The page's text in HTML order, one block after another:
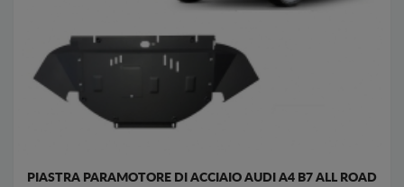
PIASTRA PARAMOTORE DI ACCIAIO AUDI A4 B7 ALL ROAD